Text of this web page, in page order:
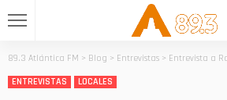
89.3 Atlántica FM > Blog > Entrevistas > Entrevista a Rafael
ENTREVISTAS
LOCALES